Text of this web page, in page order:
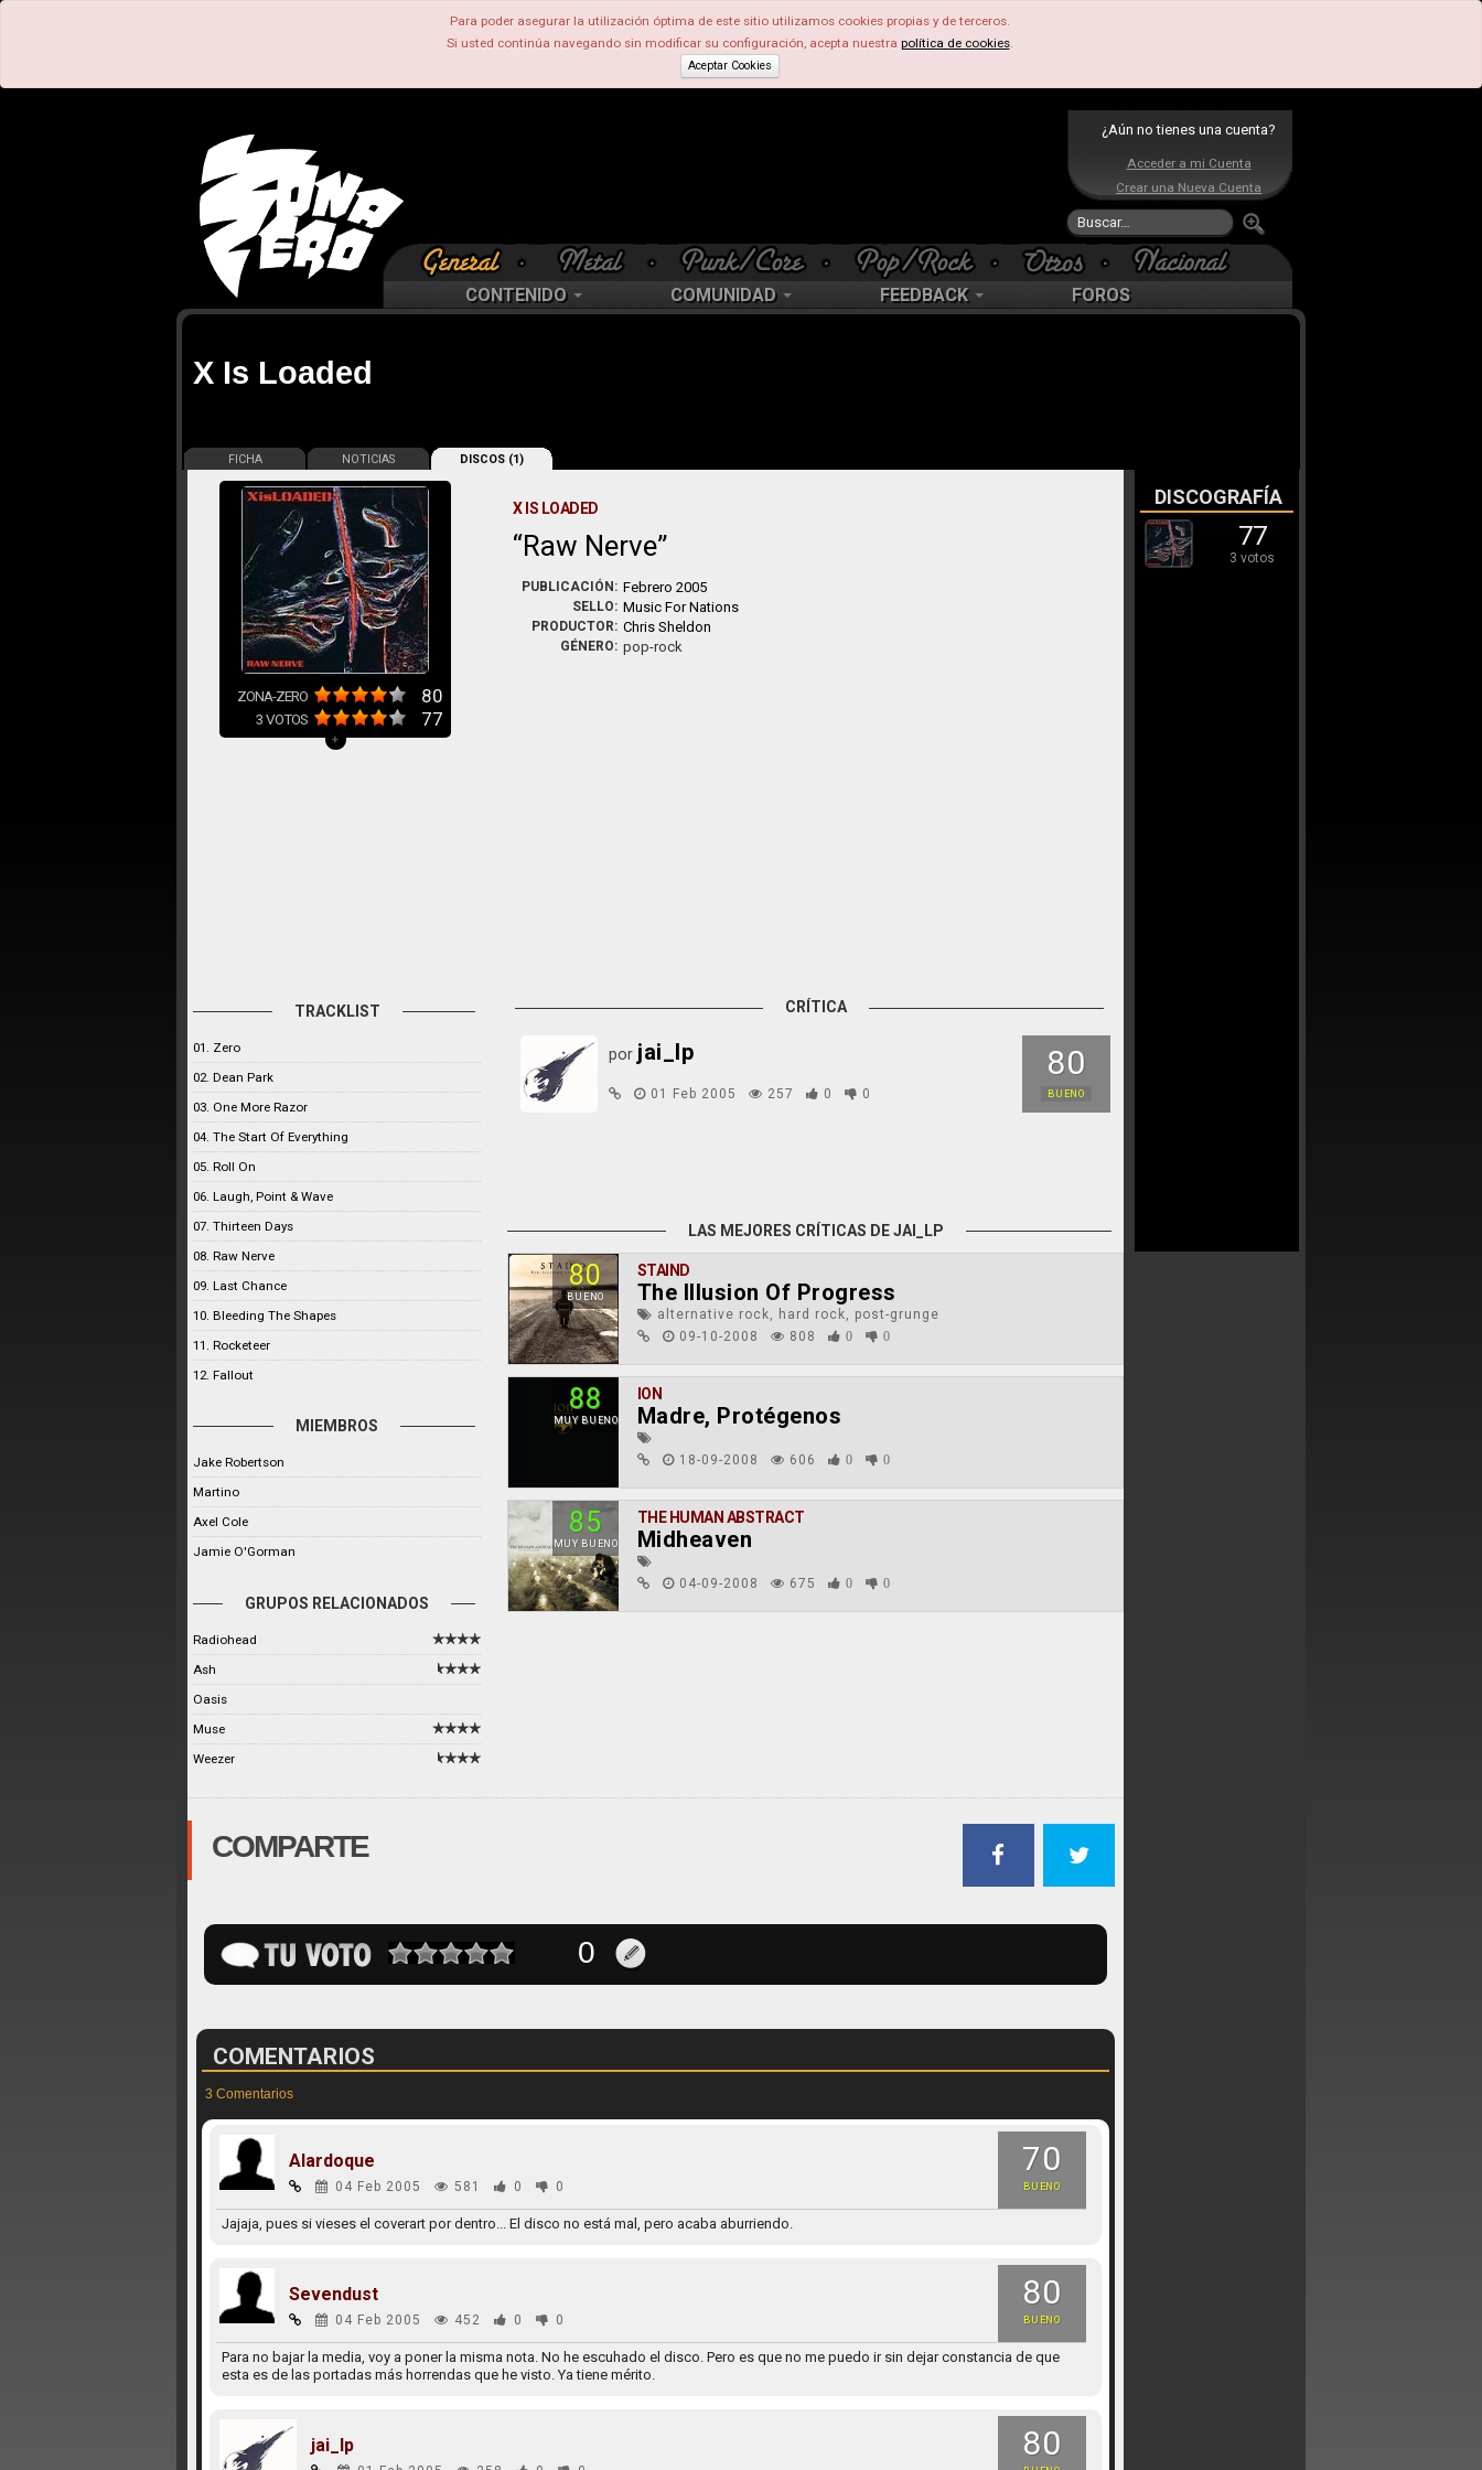
Para poder asegurar la utilización óptima de este sitio utilizamos cookies propias y de terceros.
Si usted continúa navegando sin modificar su configuración, acepta nuestra política de cookies.
Aceptar Cookies
¿Aún no tienes una cuenta?
Acceder a mi Cuenta
Crear una Nueva Cuenta
CONTENIDO COMUNIDAD FEEDBACK FOROS
X Is Loaded
FICHA NOTICIAS DISCOS (1)
ZONA-ZERO 80
3VOTOS 77
+
X IS LOADED
Raw Nerve
PUBLICACIÓN: Febrero 2005
SELLO: Music For Nations
PRODUCTOR: Chris Sheldon
GÉNERO: pop-rock
TRACKLIST
01. Zero
02. Dean Park
03. One More Razor
04. The Start Of Everything
05. Roll On
06. Laugh, Point & Wave
07. Thirteen Days
08. Raw Nerve
09. Last Chance
10. Bleeding The Shapes
11. Rocketeer
12. Fallout
MIEMBROS
Jake Robertson
Martino
Axel Cole
Jamie O'Gorman
GRUPOS RELACIONADOS
Radiohead
Ash
Oasis
Muse
Weezer
CRÍTICA
80
BUENO
por jai_lp
01 Feb 2005 257 0 0
LAS MEJORES CRÍTICAS DE JAI_LP
80
BUENO
STAIND
The Illusion Of Progress
alternative rock, hard rock, post-grunge
09-10-2008
808 0 0
88
MUY BUENO
ION
Madre, Protégenos
18-09-2008 606 0 0
85
MUY BUENO
THE HUMAN ABSTRACT
Midheaven
04-09-2008 675 0 0
COMPARTE
COMENTARIOS
3 Comentarios
70
BUENO
Alardoque
04 Feb 2005 581 0 0
Jajaja, pues si vieses el coverart por dentro... El disco no está mal, pero acaba aburriendo.
80
BUENO
Sevendust
04 Feb 2005 452 0 0
Para no bajar la media, voy a poner la misma nota. No he escuhado el disco. Pero es que no me puedo ir sin dejar constancia de que
esta es de las portadas más horrendas que he visto. Ya tiene mérito.
80
jai_lp
DISCOGRAFÍA
77
3 votos